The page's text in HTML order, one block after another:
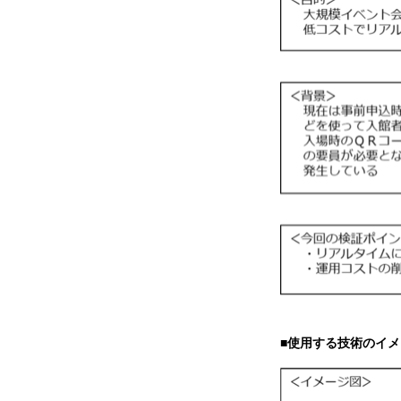
■使用する技術のイ